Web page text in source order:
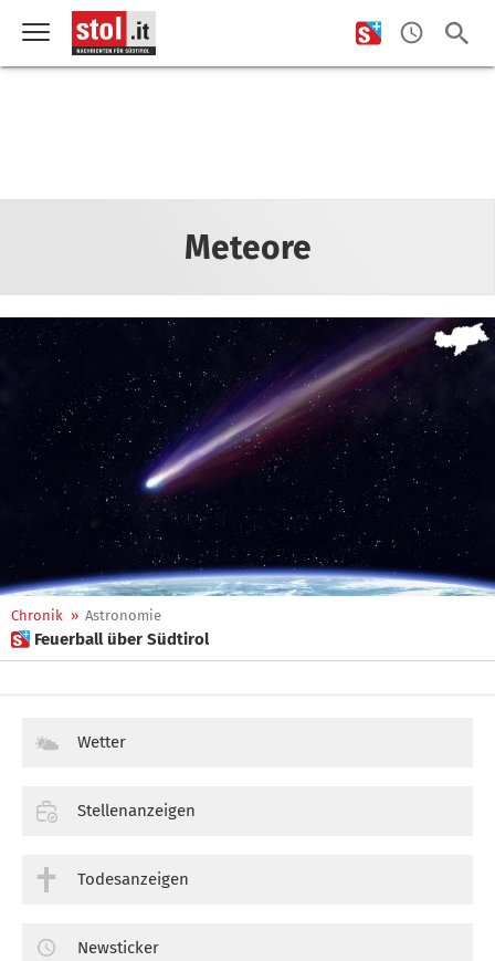
Meteore
Chronik » Astronomie
 Feuerball über Südtirol
Wetter
Stellenanzeigen
Todesanzeigen
Newsticker